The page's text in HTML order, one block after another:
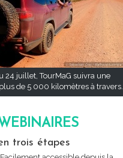
24 juillet, TourMaG suivra une
de 5 000 kilomètres à travers...
trois étapes